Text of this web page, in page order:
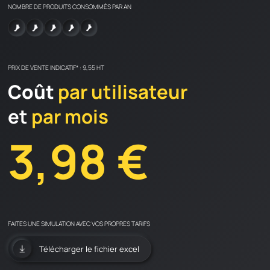
Nos technologies
NOS PRODUITS
VOS HISTOIRES
Documentation produit
Notre FAQ
NOMBRE DE PRODUITS CONSOMMÉS PAR AN
PRIX DE VENTE INDICATIF* : 9,55 HT
Coût par utilisateur
et par mois
3,98 €
FAITES UNE SIMULATION AVEC VOS PROPRES TARIFS
Télécharger le fichier excel